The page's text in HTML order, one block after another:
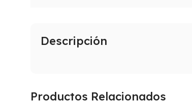
Descripción
Productos Relacionados